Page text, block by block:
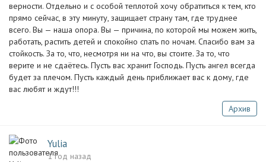
верности. Отдельно и с особой теплотой хочу обратиться к тем, кто
прямо сейчас, в эту минуту, защищает страну там, где труднее
всего. Вы — наша опора. Вы — причина, по которой мы можем жить,
работать, растить детей и спокойно спать по ночам. Спасибо вам за
стойкость. За то, что, несмотря ни на что, вы стоите. За то, что
верите и не сдаётесь. Пусть вас хранит Господь. Пусть ангел всегда
будет за плечом. Пусть каждый день приближает вас к дому, где
вас любят и ждут!!!
Архив
Yulia
1 год назад